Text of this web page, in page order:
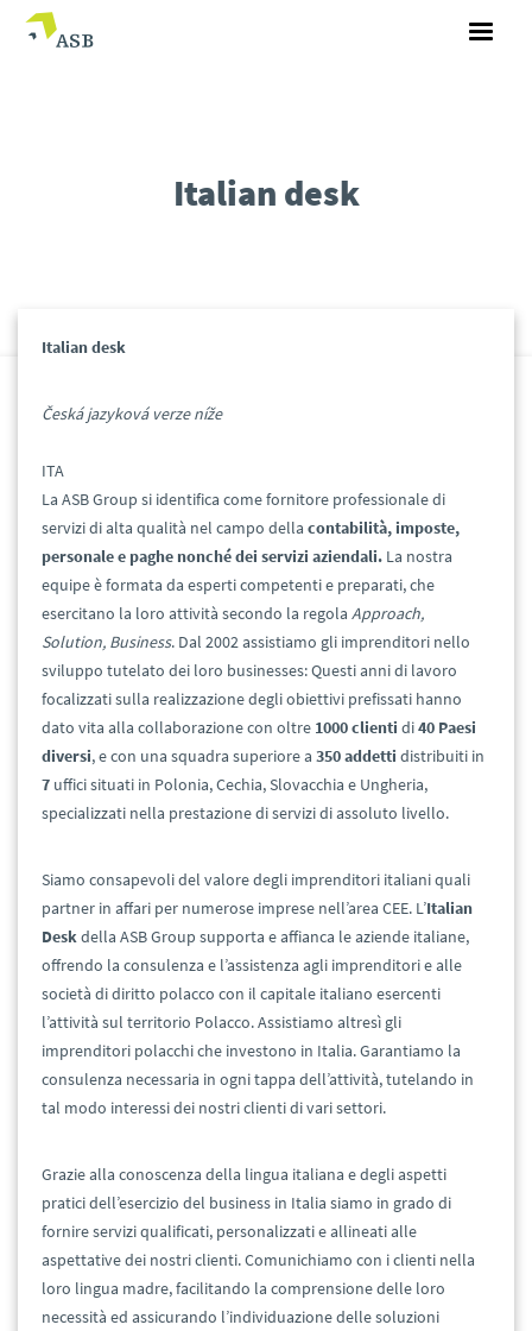
Italian desk
Italian desk
Česká jazyková verze níže
ITA
La ASB Group si identifica come fornitore professionale di
servizi di alta qualità nel campo della contabilità, imposte,
personale e paghe nonché dei servizi aziendali. La nostra
equipe è formata da esperti competenti e preparati, che
esercitano la loro attività secondo la regola Approach,
Solution, Business. Dal 2002 assistiamo gli imprenditori nello
sviluppo tutelato dei loro businesses: Questi anni di lavoro
focalizzati sulla realizzazione degli obiettivi prefissati hanno
dato vita alla collaborazione con oltre 1000clienti di40 Paesi
diversi, e con una squadra superiore a 350 addetti distribuiti in
7 uffici situati in Polonia, Cechia, Slovacchia e Ungheria,
specializzati nella prestazione di servizi di assoluto livello.
Siamo consapevoli del valore degli imprenditori italiani quali
partner in affari per numerose imprese nell’area CEE. L’Italian
Deskdella ASB Group supporta e affianca le aziende italiane,
offrendo la consulenza e l’assistenza agli imprenditori e alle
società di diritto polacco con il capitale italiano esercenti
l’attività sul territorio Polacco. Assistiamo altresì gli
imprenditori polacchi che investono in Italia. Garantiamo la
consulenza necessaria in ogni tappa dell’attività, tutelando in
tal modo interessi dei nostri clienti di vari settori.
Grazie alla conoscenza della lingua italiana e degli aspetti
pratici dell’esercizio del business in Italia siamo in grado di
fornire servizi qualificati, personalizzati e allineati alle
aspettative dei nostri clienti. Comunichiamo con i clienti nella
loro lingua madre, facilitando la comprensione delle loro
necessità ed assicurando l’individuazione delle soluzioni